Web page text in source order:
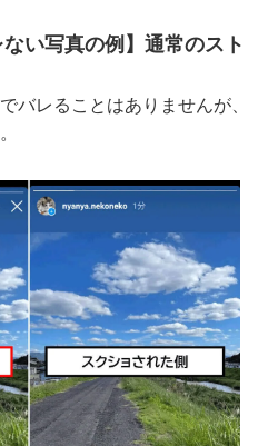
ない写真の例】通常のスト
バレることはありませんが、